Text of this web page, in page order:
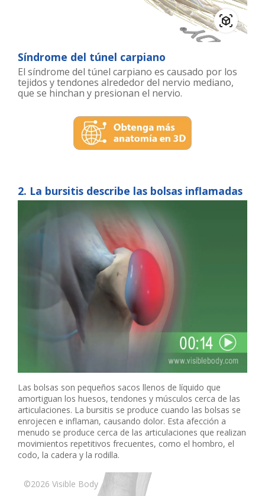
Síndrome del túnel carpiano
El síndrome del túnel carpiano es causado por los
tejidos y tendones alrededor del nervio mediano,
que se hinchan y presionan el nervio.
2. La bursitis describe las bolsas inflamadas
Las bolsas son pequeños sacos llenos de líquido que
amortiguan los huesos, tendones y músculos cerca de las
articulaciones. La bursitis se produce cuando las bolsas se
enrojecen e inflaman, causando dolor. Esta afección a
menudo se produce cerca de las articulaciones que realizan
movimientos repetitivos frecuentes, como el hombro, el
codo, la cadera y la rodilla.